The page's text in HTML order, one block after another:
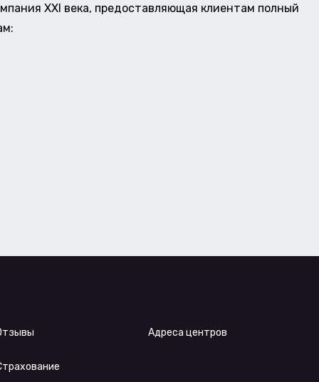
XXI века, предоставляющая клиентам полный
Адреса центров